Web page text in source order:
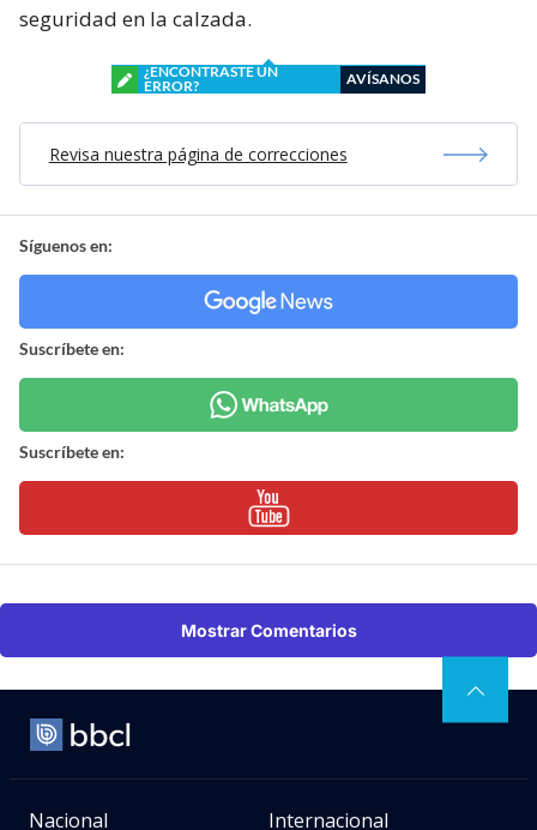
seguridad en la calzada.
¿ENCONTRASTE UN
ERROR?
AVÍSANOS
Revisa nuestra página de correcciones
Síguenos en:
Suscríbete en:
Suscríbete en:
Mostrar Comentarios
Nacional Internacional